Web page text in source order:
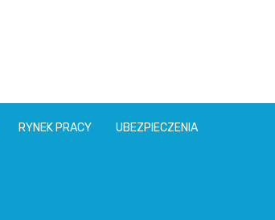
RYNEK PRACY UBEZPIECZENIA